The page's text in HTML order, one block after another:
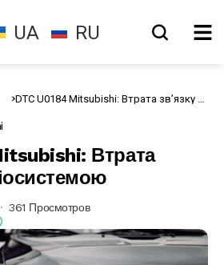
UA RU
DTC U0184 Mitsubishi: Втрата зв’язку з
Втрата
361 Просмотров